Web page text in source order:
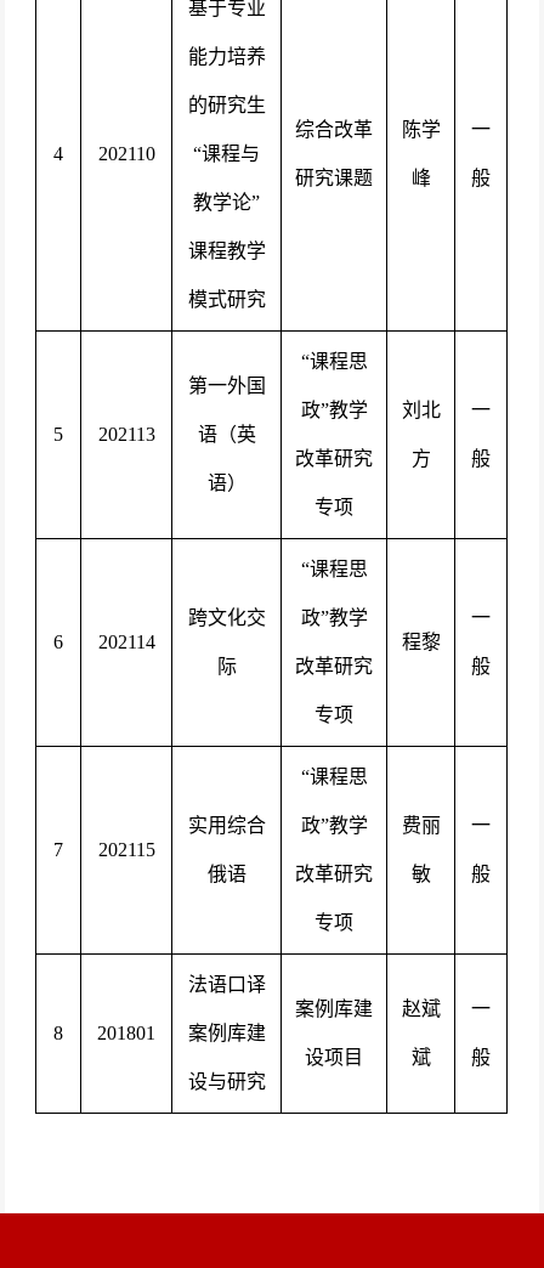
4 202110
基于专业
能力培养
的研究生
“课程与
教学论”
课程教学
模式研究
综合改革
研究课题
陈学
峰
一
般
5 202113
第一外国
语（英
语）
“课程思
政”教学
改革研究
专项
刘北
方
一
般
6 202114
跨文化交
际
“课程思
政”教学
改革研究
专项
程黎
一
般
7 202115
实用综合
俄语
“课程思
政”教学
改革研究
专项
费丽
敏
一
般
8 201801
法语口译
案例库建
设与研究
案例库建
设项目
赵斌
斌
一
般